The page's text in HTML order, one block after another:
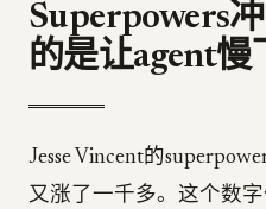
Superpowers
的是让agent慢
Jesse Vincent的
又涨了一千多。这个数